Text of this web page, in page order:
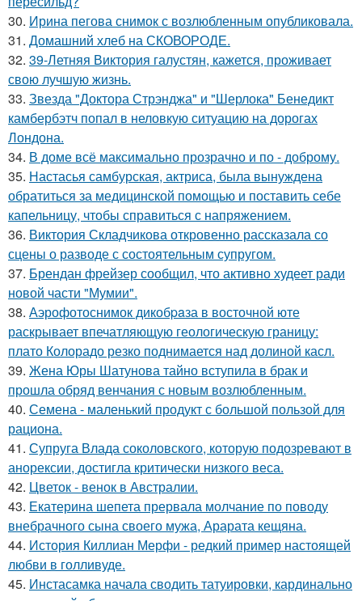
30. Ирина пегова снимок с возлюбленным опубликовала.
31. Домашний хлеб на СКОВОРОДЕ.
32. 39-Летняя Виктория галустян, кажется, проживает
свою лучшую жизнь.
33. Звезда "Доктора Стрэнджа" и "Шерлока" Бенедикт
камбербэтч попал в неловкую ситуацию на дорогах
Лондона.
34. В доме всё максимально прозрачно и по - доброму.
35. Настасья самбурская, актриса, была вынуждена
обратиться за медицинской помощью и поставить себе
капельницу, чтобы справиться с напряжением.
36. Виктория Складчикова откровенно рассказала со
сцены о разводе с состоятельным супругом.
37. Брендан фрейзер сообщил, что активно худеет ради
новой части "Мумии".
38. Аэрофотоснимок дикобpaза в восточной юте
раскрывает впечатляющую геологическую границу:
плато Колорадо резко поднимается над долиной касл.
39. Жена Юры Шатунова тайно вступила в брак и
прошла обряд венчания с новым возлюбленным.
40. Семена - маленький продукт с большой пользой для
рациона.
41. Супруга Влада соколовского, которую подозревают в
анорексии, достигла критически низкого веса.
42. Цветок - венок в Австралии.
43. Екатерина шепета прервала молчание по поводу
внебрачного сына своего мужа, Арарата кещяна.
44. История Киллиан Мерфи - редкий пример настоящей
любви в голливуде.
45. Инстасамка начала сводить татуировки, кардинально